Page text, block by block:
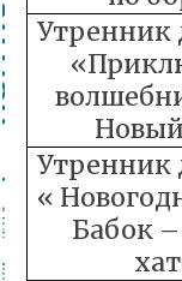
Утренник
Утренник
«
Бабок